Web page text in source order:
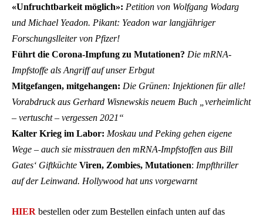
«Unfruchtbarkeit möglich»: Petition von Wolfgang Wodarg
und Michael Yeadon. Pikant: Yeadon war langjähriger
Forschungslleiter von Pfizer!
Führt die Corona-Impfung zu Mutationen? Die mRNA-
Impfstoffe als Angriff auf unser Erbgut
Mitgefangen, mitgehangen: Die Grünen: Injektionen für alle!
Vorabdruck aus Gerhard Wisnewskis neuem Buch „verheimlicht
– vertuscht – vergessen 2021“
Kalter Krieg im Labor: Moskau und Peking gehen eigene
Wege – auch sie misstrauen den mRNA-Impfstoffen aus Bill
Gates‘ Giftküchte Viren, Zombies, Mutationen: Impfthriller
auf der Leinwand. Hollywood hat uns vorgewarnt
HIER bestellen oder zum Bestellen einfach unten auf das